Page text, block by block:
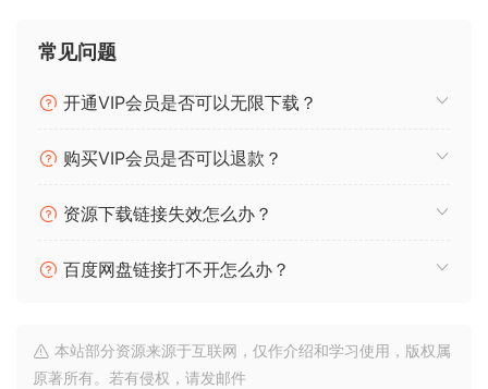
Kontakt FULL v7.9.0 and hiqher!
Show him your love!
常见问题
开通VIP会员是否可以无限下载？
购买VIP会员是否可以退款？
资源下载链接失效怎么办？
百度网盘链接打不开怎么办？
本站部分资源来源于互联网，仅作介绍和学习使用，版权属
原著所有。若有侵权，请发邮件